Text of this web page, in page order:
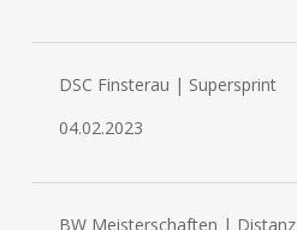
DSC Finsterau | Supersprint
04.02.2023
BW Meisterschaften | Distanz